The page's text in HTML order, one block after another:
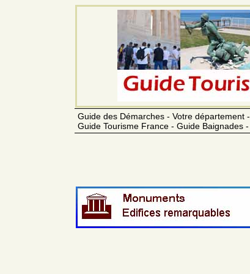
Guide des Démarches - Votre département
Guide Tourisme France - Guide Baignades